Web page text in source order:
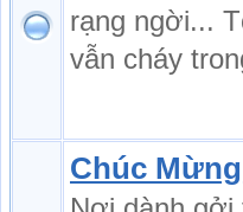
rạng ngời...
vẫn cháy
Chúc